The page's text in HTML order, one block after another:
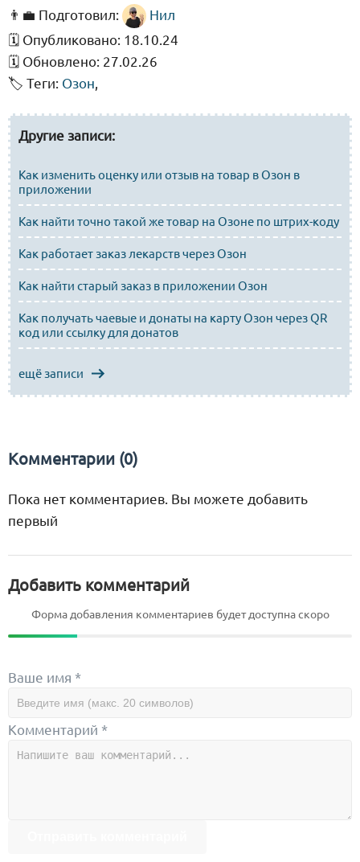
👨‍💼️ Подготовил:
Нил
🗓️ Опубликовано: 18.10.24
🗓️ Обновлено: 27.02.26
🏷️ Теги: Озон
Другие записи:
Как изменить оценку или отзыв на товар в Озон в
приложении
Как найти точно такой же товар на Озоне по штрих-коду
Как работает заказ лекарств через Озон
Как найти старый заказ в приложении Озон
Как получать чаевые и донаты на карту Озон через QR
код или ссылку для донатов
ещё записи
Комментарии (0)
Пока нет комментариев. Вы можете добавить
первый
Добавить комментарий
Форма добавления комментариев будет доступна скоро
Ваше имя *
Комментарий *